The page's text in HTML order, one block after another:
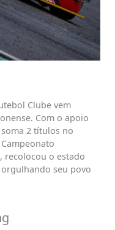
Clube vem
Com o apoio
2 títulos no
recolocou o estado
seu povo